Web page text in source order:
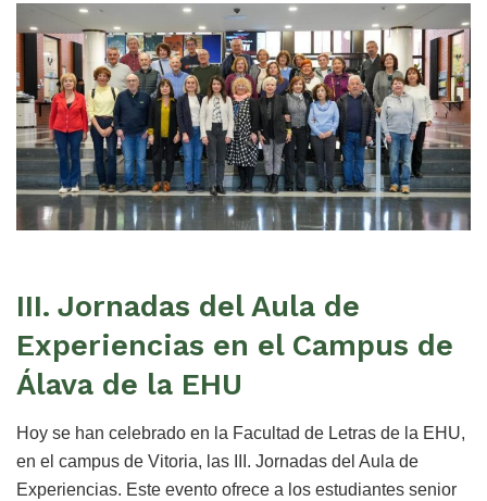
III. Jornadas del Aula de
Experiencias en el Campus de
Álava de la EHU
Hoy se han celebrado en la Facultad de Letras de la EHU,
en el campus de Vitoria, las III. Jornadas del Aula de
Experiencias. Este evento ofrece a los estudiantes senior